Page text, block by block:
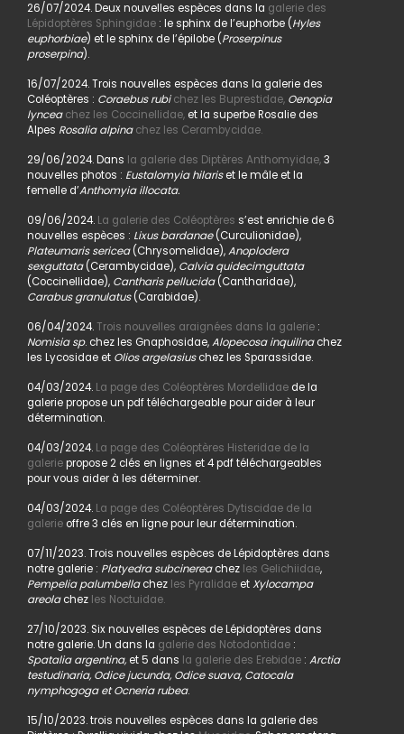
26/07/2024. Deux nouvelles espèces dans la galerie des
Lépidoptères Sphingidae: le sphinx de l’euphorbe (Hyles
euphorbiae) et le sphinx de l’épilobe (Proserpinus
proserpina).
16/07/2024. Trois nouvelles espèces dans la galerie des
Coléoptères : Coraebus rubi chez les Buprestidae, Oenopia
lyncea chez les Coccinellidae,et la superbe Rosalie des
Alpes Rosalia alpina chez les Cerambycidae.
29/06/2024. Dans la galerie des Diptères Anthomyidae,3
nouvelles photos : Eustalomyia hilariset le mâle et la
femelle d’Anthomyia illocata.
09/06/2024.La galerie des Coléoptères s’est enrichie de 6
nouvelles espèces : Lixus bardanae(Curculionidae),
Plateumaris sericea(Chrysomelidae),Anoplodera
sexguttata(Cerambycidae), Calvia quidecimguttata
(Coccinellidae), Cantharis pellucida(Cantharidae),
Carabus granulatus(Carabidae).
06/04/2024.Trois nouvelles araignées dans la galerie:
Nomisia sp. chez les Gnaphosidae,Alopecosa inquilinachez
les Lycosidae et Olios argelasiuschez les Sparassidae.
04/03/2024. La page des Coléoptères Mordellidaede la
galerie propose un pdf téléchargeable pour aider à leur
détermination.
04/03/2024. La page des Coléoptères Histeridae de la
galeriepropose 2 clés en lignes et 4 pdf téléchargeables
pour vous aider à les déterminer.
04/03/2024. La page des Coléoptères Dytiscidae de la
galerieoffre 3 clés en ligne pour leur détermination.
07/11/2023. Trois nouvelles espèces de Lépidoptères dans
notre galerie : Platyedra subcinereachez les Gelichiidae,
Pempelia palumbellachez les PyralidaeetXylocampa
areolachez les Noctuidae.
27/10/2023. Six nouvelles espèces de Lépidoptères dans
notre galerie. Un dans la galerie des Notodontidae:
Spatalia argentina, et 5 dans la galerie des Erebidae: Arctia
testudinaria, Odice jucunda, Odice suava, Catocala
nymphogoga et Ocneria rubea.
15/10/2023. trois nouvelles espèces dans la galerie des